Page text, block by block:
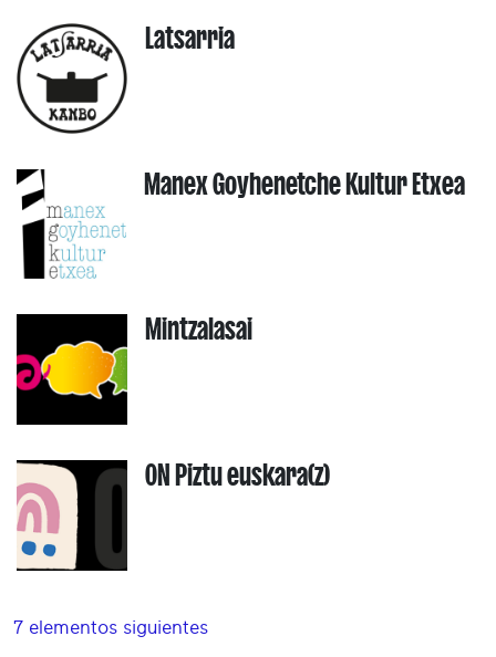
Latsarria
Manex Goyhenetche Kultur Etxea
Mintzalasai
ON Piztu euskara(z)
7 elementos siguientes